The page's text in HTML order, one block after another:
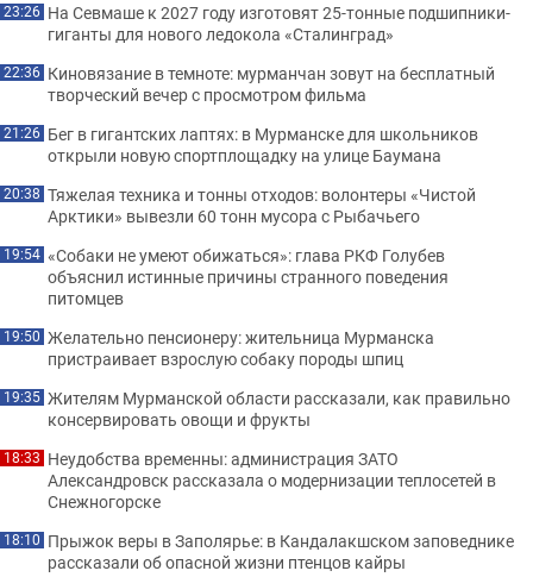
23:26 На Севмаше к 2027 году изготовят 25-тонные подшипники-
гиганты для нового ледокола «Сталинград»
22:36 Киновязание в темноте: мурманчан зовут на бесплатный
творческий вечер с просмотром фильма
21:26 Бег в гигантских лаптях: в Мурманске для школьников
открыли новую спортплощадку на улице Баумана
20:38 Тяжелая техника и тонны отходов: волонтеры «Чистой
Арктики» вывезли 60 тонн мусора с Рыбачьего
19:54 «Собаки не умеют обижаться»: глава РКФ Голубев
объяснил истинные причины странного поведения
питомцев
19:50 Желательно пенсионеру: жительница Мурманска
пристраивает взрослую собаку породы шпиц
19:35 Жителям Мурманской области рассказали, как правильно
консервировать овощи и фрукты
18:33 Неудобства временны: администрация ЗАТО
Александровск рассказала о модернизации теплосетей в
Снежногорске
18:10 Прыжок веры в Заполярье: в Кандалакшском заповеднике
рассказали об опасной жизни птенцов кайры